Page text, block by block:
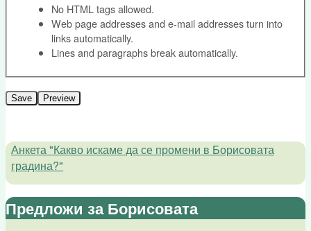
No HTML tags allowed.
Web page addresses and e-mail addresses turn into
links automatically.
Lines and paragraphs break automatically.
Анкета "Какво искаме да се промени в Борисовата
градина?"
Предложи за Борисовата